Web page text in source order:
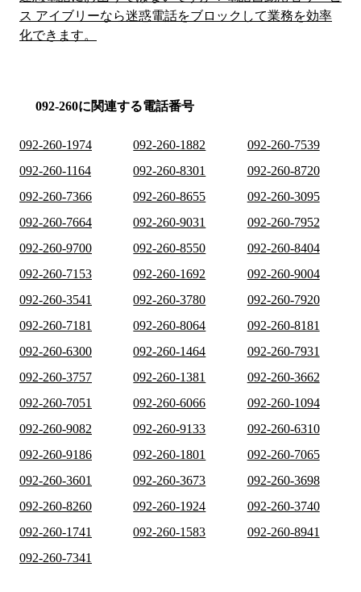
ス アイブリーなら迷惑電話をブロックして業務を効率
化できます。
092-260に関連する電話番号
092-260-1974 092-260-1882
092-260-7539
092-260-1164
092-260-8301
092-260-8720
092-260-7366
092-260-8655
092-260-3095
092-260-7664
092-260-9031
092-260-7952
092-260-9700
092-260-8550
092-260-8404
092-260-7153
092-260-1692
092-260-9004
092-260-3541
092-260-3780
092-260-7920
092-260-7181
092-260-8064
092-260-8181
092-260-6300
092-260-1464
092-260-7931
092-260-3757
092-260-1381
092-260-3662
092-260-7051
092-260-6066
092-260-1094
092-260-9082
092-260-9133
092-260-6310
092-260-9186
092-260-1801
092-260-7065
092-260-3601
092-260-3673
092-260-3698
092-260-8260
092-260-1924
092-260-3740
092-260-1741
092-260-1583
092-260-8941
092-260-7341